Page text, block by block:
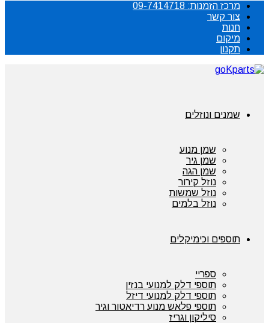
מרכז הזמנות: 09-7414718
צור קשר
חנות
מיקום
תקנון
שמנים ונוזלים
שמן מנוע
שמן גיר
שמן הגה
נוזל קירור
נוזל שמשות
נוזל בלמים
תוספים וכימיקלים
ספריי
תוספי דלק למנועי בנזין
תוספי דלק למנועי דיזל
תוספי פלאש מנוע רדיאטור וגיר
סיליקון וגריז